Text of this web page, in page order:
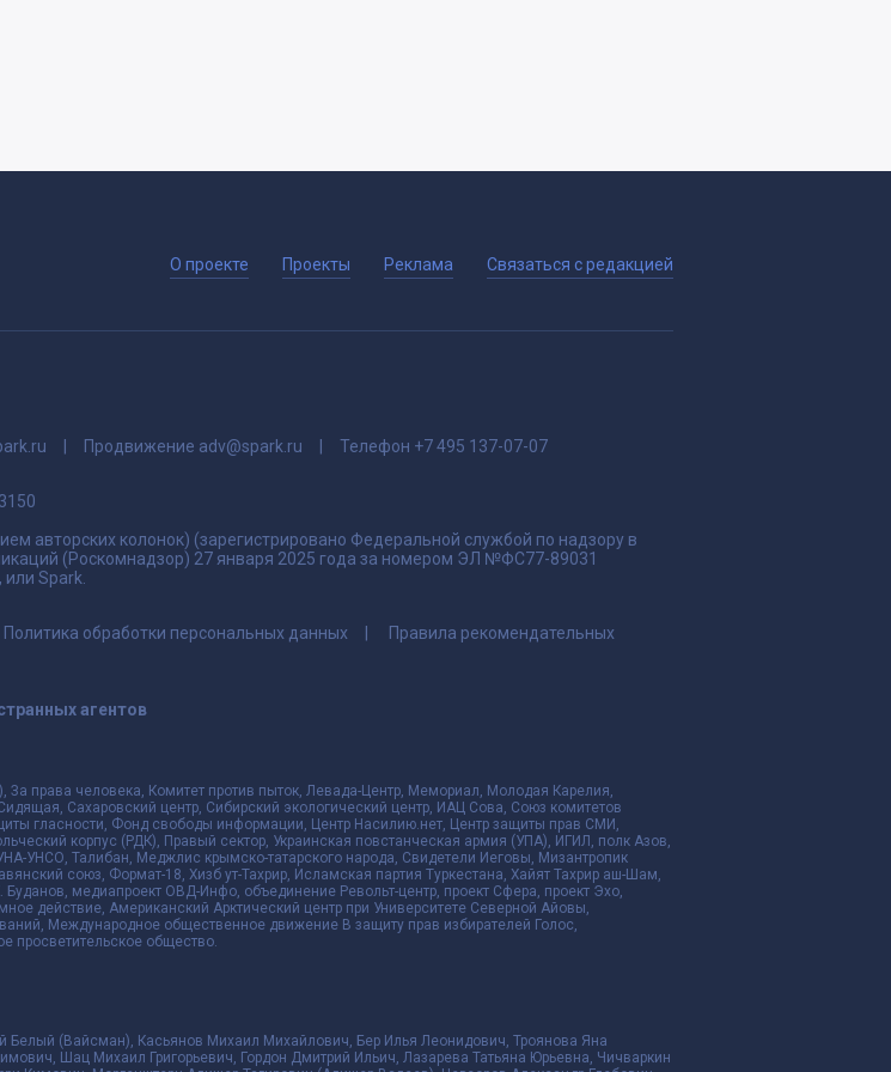
О проекте Проекты Реклама Связаться с редакцией
Продвижение adv@spark.ru Телефон +7 495 137-07-07
авторских колонок) (зарегистрировано Федеральной службой по надзору в
(Роскомнадзор) 27 января 2025 года за номером ЭЛ №ФС77-89031
Spark.
Политика обработки персональных данных
Правила рекомендательных
агентов
права человека, Комитет против пыток, Левада-Центр, Мемориал, Молодая Карелия,
Сахаровский центр, Сибирский экологический центр, ИАЦ Сова, Союз комитетов
гласности, Фонд свободы информации, Центр Насилию.нет, Центр защиты прав СМИ,
корпус (РДК), Правый сектор, Украинская повстанческая армия (УПА), ИГИЛ, полк Азов,
УНСО, Талибан, Меджлис крымско-татарского народа, Свидетели Иеговы, Мизантропик
союз, Формат-18, Хизб ут-Тахрир, Исламская партия Туркестана, Хайят Тахрир аш-Шам,
медиапроект ОВД-Инфо, объединение Револьт-центр, проект Сфера, проект Эхо,
действие, Американский Арктический центр при Университете Северной Айовы,
Международное общественное движение В защиту прав избирателей Голос,
просветительское общество.
Белый (Вайсман), Касьянов Михаил Михайлович, Бер Илья Леонидович, Троянова Яна
Шац Михаил Григорьевич, Гордон Дмитрий Ильич, Лазарева Татьяна Юрьевна, Чичваркин